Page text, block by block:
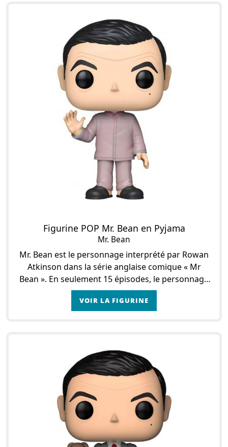
Figurine POP Mr. Bean en Pyjama
Mr. Bean
Mr. Bean est le personnage interprété par Rowan
Atkinson dans la série anglaise comique « Mr
Bean ». En seulement 15 épisodes, le personnage
de Mr Bean a fait le tour du monde. Cet homme
au comp
VOIR LA FIGURINE